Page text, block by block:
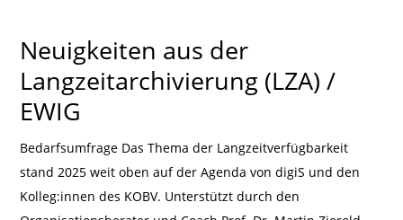
Neuigkeiten aus der
Langzeitarchivierung (LZA) /
EWIG
Bedarfsumfrage Das Thema der Langzeitverfügbarkeit
stand 2025 weit oben auf der Agenda von digiS und den
Kolleg:innen des KOBV. Unterstützt durch den